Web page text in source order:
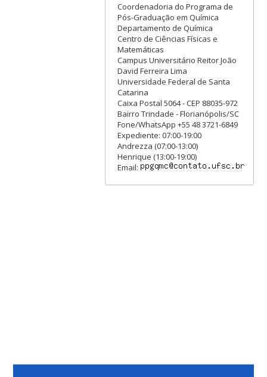
Coordenadoria do Programa de
Pós-Graduação em Química
Departamento de Química
Centro de Ciências Físicas e
Matemáticas
Campus Universitário Reitor João
David Ferreira Lima
Universidade Federal de Santa
Catarina
Caixa Postal 5064 - CEP 88035-972
Bairro Trindade - Florianópolis/SC
Fone/WhatsApp +55 48 3721-6849
Expediente: 07:00-19:00
Andrezza (07:00-13:00)
Henrique (13:00-19:00)
Email: